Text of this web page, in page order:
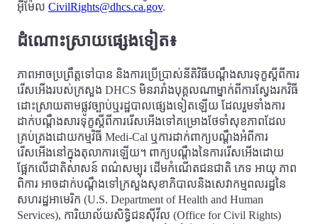
អ៊ីម៉ែល CivilRights@dhcs.ca.gov.
ដំណោះស្រាយផ្សេងទៀត៖
ភាពអាចប្រព្រឹត្តទៅបាន និងការប្រើប្រាស់នីតិវិធីបណ្តឹងសារទុក្ខស្តីពីការ
រើសអើងរបស់ក្រសួង DHCS មិនរារាំងបុគ្គលណាម្នាក់ពីការស្វែងរកវិធី
ដោះស្រាយតាមផ្លូវច្បាប់ឬរដ្ឋបាលផ្សេងទៀតឡើយ ដែលរួមទាំងការ
ដាក់បណ្តឹងសារទុក្ខស្តីពីការរើសអើងទៅគម្រោងថែទាំសុខភាពដែល
គ្រប់គ្រងដោយកម្មវិធី Medi-Cal ឬការដាក់ពាក្យបណ្តឹងអំពីការ
រើសអើងនៅក្នុងតុលាការឡើយ។ ពាក្យបណ្តឹងនៃការរើសអើងដោយ
ផ្អែកលើជាតិសាសន៍ ពណ៌សម្បុរ ដើមកំណើតជនជាតិ ភេទ អាយុ ភាព
ពិការ អាចដាក់បណ្តឹងទៅក្រសួងសុខាភិបាលនិងសេវាកម្មពលរដ្ឋនៃ
សហរដ្ឋអាមេរិក (U.S. Department of Health and Human
Services), ការិយាល័យសិទ្ធិជនស៊ីវីល (Office for Civil Rights)